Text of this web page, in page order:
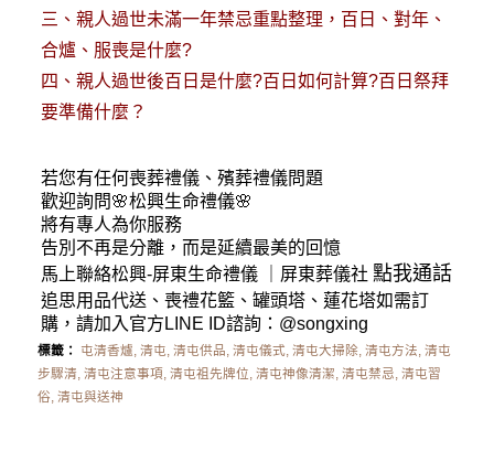
三、 親人過世未滿一年禁忌重點整理，百日、對年、
合爐、服喪是什麼?
四、 親人過世後百日是什麼?百日如何計算?百日祭拜
要準備什麼？
若您有任何喪葬禮儀、殯葬禮儀問題
歡迎詢問🌸松興生命禮儀🌸
將有專人為你服務
告別不再是分離，而是延續最美的回憶
馬上聯絡松興-屏東生命禮儀｜ 屏東葬儀社 點我通話
追思用品代送、喪禮花籃、罐頭塔、蓮花塔如需訂
購，請加入官方LINE ID諮詢： @songxing
標籤： 屯清香爐 清屯 清屯供品 清屯儀式, 清屯大掃除, 清屯方法 清屯
步驟清, 清屯注意事項, 清屯祖先牌位 清屯神像清潔 清屯禁忌 清屯習
俗 清屯與送神